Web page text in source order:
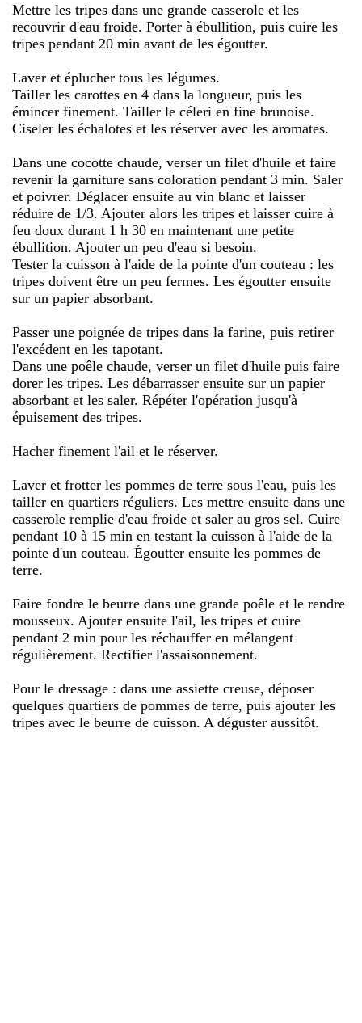
Mettre les tripes dans une grande casserole et les
recouvrir d'eau froide. Porter à ébullition, puis cuire les
tripes pendant 20 min avant de les égoutter.
Laver et éplucher tous les légumes.
Tailler les carottes en 4 dans la longueur, puis les
émincer finement. Tailler le céleri en fine brunoise.
Ciseler les échalotes et les réserver avec les aromates.
Dans une cocotte chaude, verser un filet d'huile et faire
revenir la garniture sans coloration pendant 3 min. Saler
et poivrer. Déglacer ensuite au vin blanc et laisser
réduire de 1/3. Ajouter alors les tripes et laisser cuire à
feu doux durant 1 h 30 en maintenant une petite
ébullition. Ajouter un peu d'eau si besoin.
Tester la cuisson à l'aide de la pointe d'un couteau : les
tripes doivent être un peu fermes. Les égoutter ensuite
sur un papier absorbant.
Passer une poignée de tripes dans la farine, puis retirer
l'excédent en les tapotant.
Dans une poêle chaude, verser un filet d'huile puis faire
dorer les tripes. Les débarrasser ensuite sur un papier
absorbant et les saler. Répéter l'opération jusqu'à
épuisement des tripes.
Hacher finement l'ail et le réserver.
Laver et frotter les pommes de terre sous l'eau, puis les
tailler en quartiers réguliers. Les mettre ensuite dans une
casserole remplie d'eau froide et saler au gros sel. Cuire
pendant 10 à 15 min en testant la cuisson à l'aide de la
pointe d'un couteau. Égoutter ensuite les pommes de
terre.
Faire fondre le beurre dans une grande poêle et le rendre
mousseux. Ajouter ensuite l'ail, les tripes et cuire
pendant 2 min pour les réchauffer en mélangent
régulièrement. Rectifier l'assaisonnement.
Pour le dressage : dans une assiette creuse, déposer
quelques quartiers de pommes de terre, puis ajouter les
tripes avec le beurre de cuisson. A déguster aussitôt.